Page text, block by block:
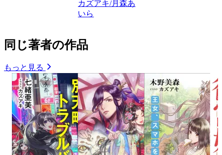
カズアキ/月森あ
いら
同じ著者の作品
もっと見る